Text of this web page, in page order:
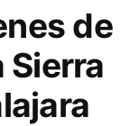
de
Sierra